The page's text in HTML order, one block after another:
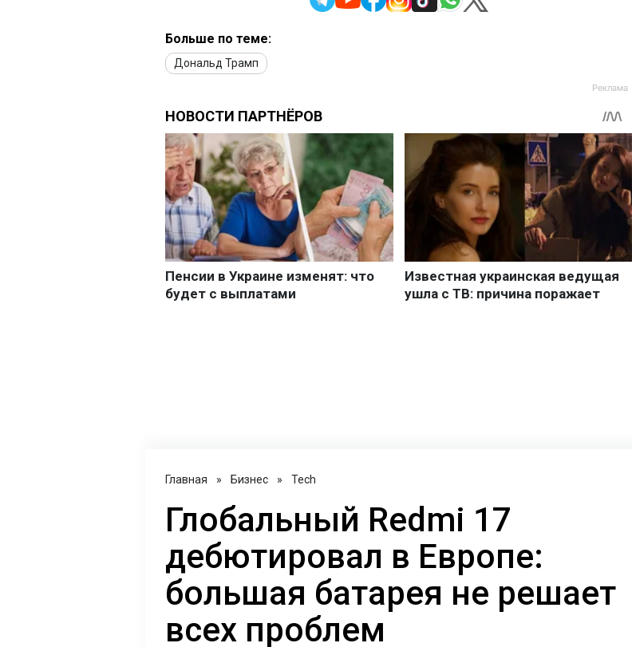
Больше по теме:
Дональд Трамп
Главная » Бизнес » Tech
Глобальный Redmi 17
дебютировал в Европе:
большая батарея не решает
всех проблем